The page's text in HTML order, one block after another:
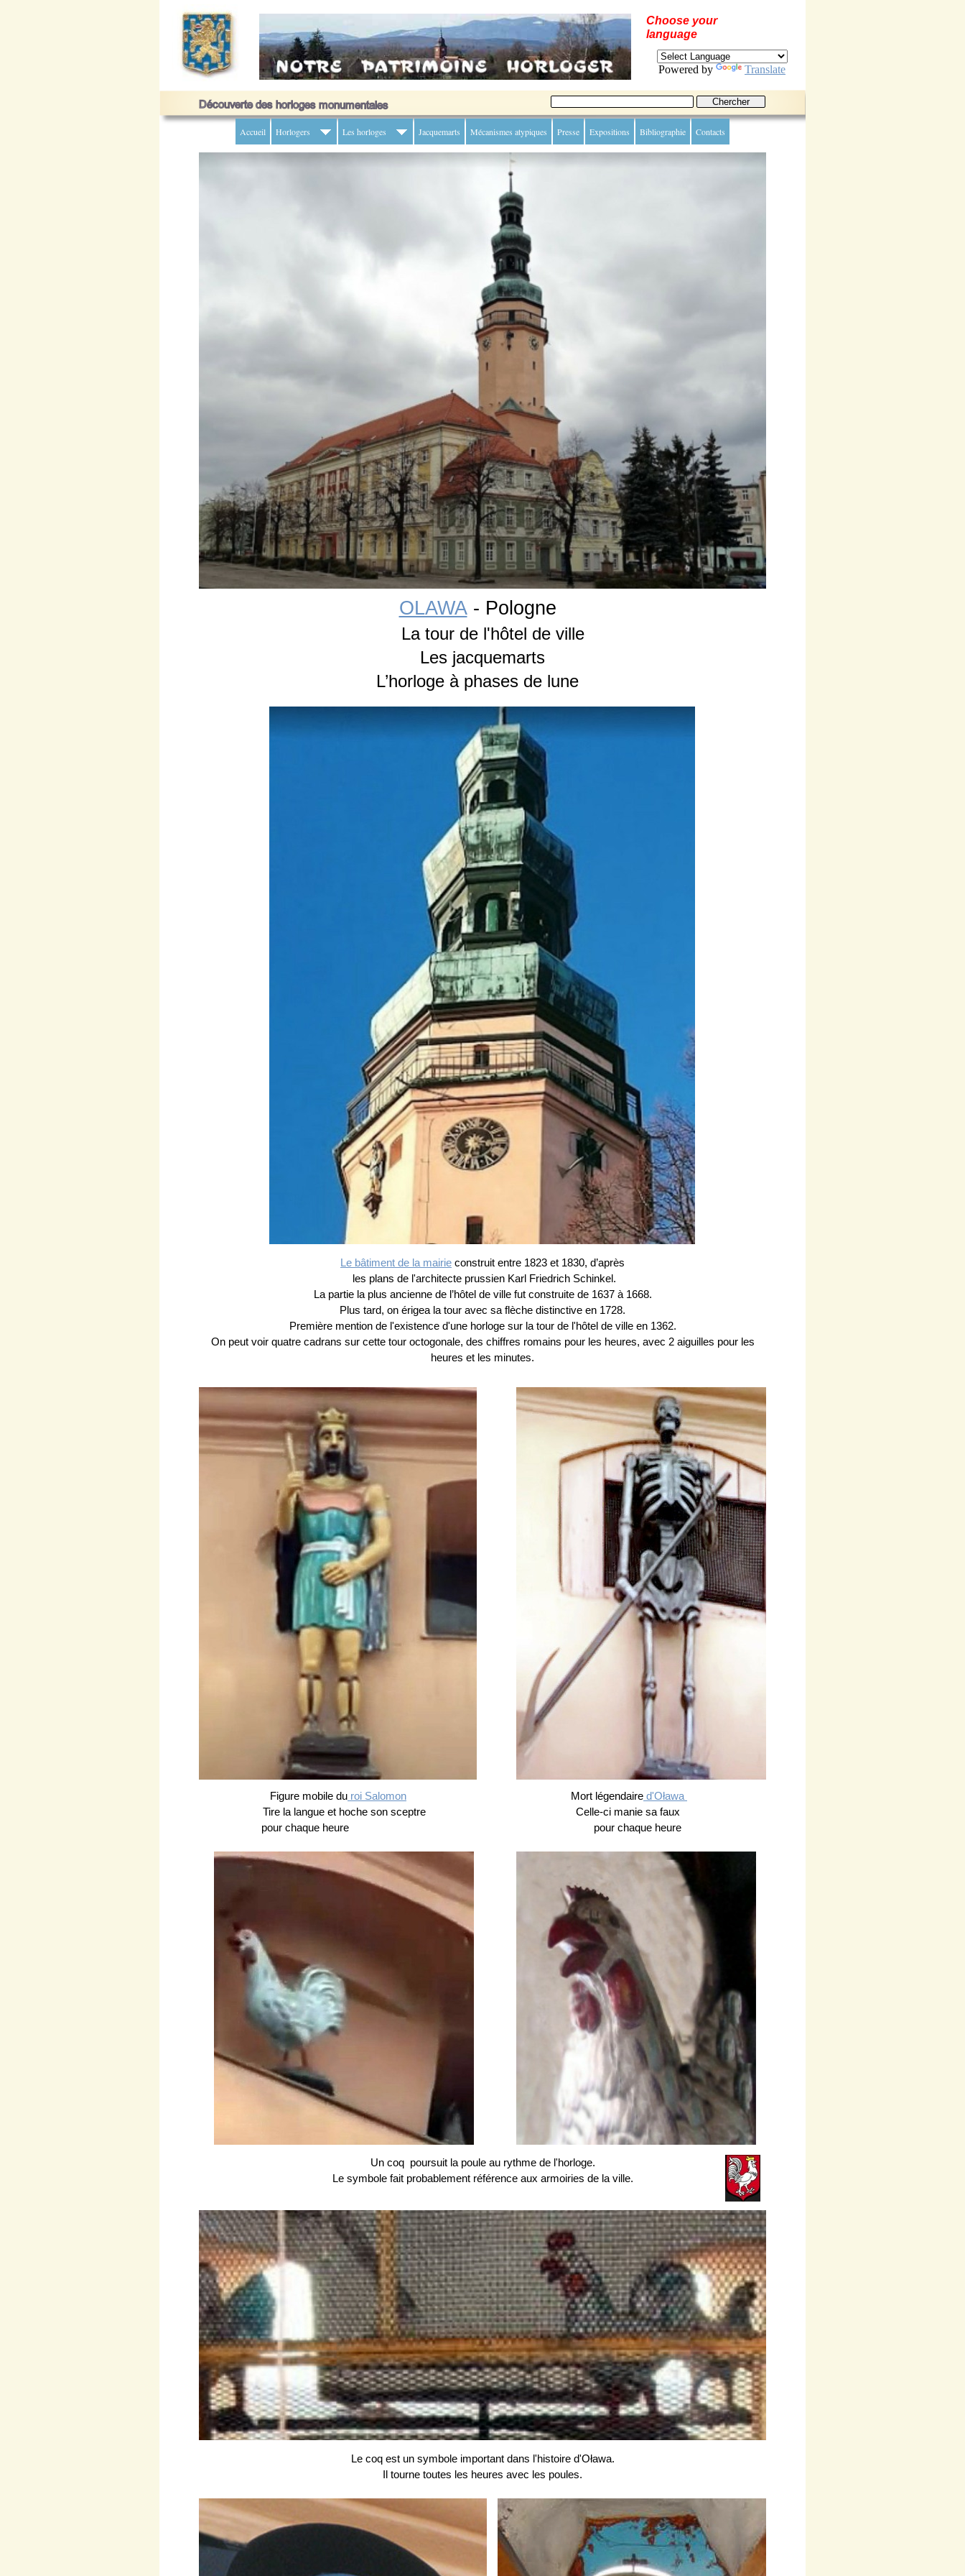
Accueil Horlogers Les horloges Jacquemarts Mécanismes atypiques Presse Expositions Bibliographie Contacts
Powered by Translate
Choose your
language
Un coq poursuit la poule au rythme de l'horloge.
Le symbole fait probablement référence aux armoiries de la ville.
Le coq est un symbole important dans l'histoire d'Oława.
Il tourne toutes les heures avec les poules.
OLAWA- Pologne
La tour de l'hôtel de ville
Les jacquemarts
L’horloge à phases de lune
Le bâtiment de la mairie construit entre 1823 et 1830, d’après
les plans de l'architecte prussien Karl Friedrich Schinkel.
La partie la plus ancienne de l’hôtel de ville fut construite de 1637 à 1668.
Plus tard, on érigea la tour avec sa flèche distinctive en 1728.
Première mention de l'existence d'une horloge sur la tour de l'hôtel de ville en 1362.
On peut voir quatre cadrans sur cette tour octogonale, des chiffres romains pour les heures, avec 2 aiguilles pour les
heures et les minutes.
Mort légendaire d'Oława
Celle-ci manie sa faux
pour chaque heure
Figure mobile du roi Salomon
Tire la langue et hoche son sceptre
pour chaque heure